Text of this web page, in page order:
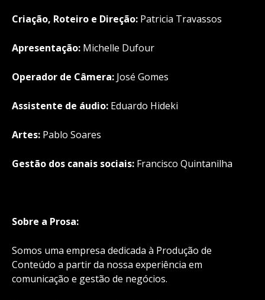
Criação, Roteiro e Direção: Patricia Travassos
Apresentação: Michelle Dufour
Operador de Câmera: José Gomes
Assistente de áudio: Eduardo Hideki
Artes: Pablo Soares
Gestão dos canais sociais: Francisco Quintanilha
Sobre a Prosa:
Somos uma empresa dedicada à Produção de
Conteúdo a partir da nossa experiência em
comunicação e gestão de negócios.